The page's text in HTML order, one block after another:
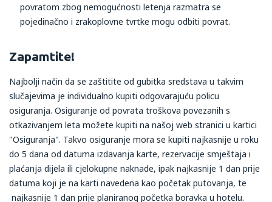
povratom zbog nemogućnosti letenja razmatra se
pojedinačno i zrakoplovne tvrtke mogu odbiti povrat.
Zapamtite!
Najbolji način da se zaštitite od gubitka sredstava u takvim
slučajevima je individualno kupiti odgovarajuću policu
osiguranja. Osiguranje od povrata troškova povezanih s
otkazivanjem leta možete kupiti na našoj web stranici u kartici
"Osiguranja". Takvo osiguranje mora se kupiti najkasnije u roku
do 5 dana od datuma izdavanja karte, rezervacije smještaja i
plaćanja dijela ili cjelokupne naknade, ipak najkasnije 1 dan prije
datuma koji je na karti navedena kao početak putovanja, te
najkasnije 1 dan prije planiranog početka boravka u hotelu.